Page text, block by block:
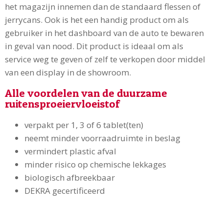
het magazijn innemen dan de standaard flessen of
jerrycans. Ook is het een handig product om als
gebruiker in het dashboard van de auto te bewaren
in geval van nood. Dit product is ideaal om als
service weg te geven of zelf te verkopen door middel
van een display in de showroom.
Alle voordelen van de duurzame
ruitensproeiervloeistof
verpakt per 1, 3 of 6 tablet(ten)
neemt minder voorraadruimte in beslag
vermindert plastic afval
minder risico op chemische lekkages
biologisch afbreekbaar
DEKRA gecertificeerd